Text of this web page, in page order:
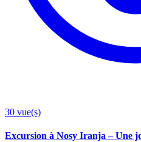
30 vue(s)
Excursion à Nosy Iranja – Une